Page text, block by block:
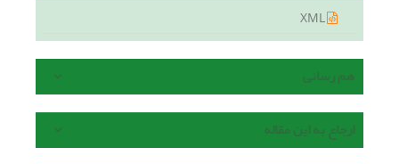
هم رسانی
ارجاع به این مقاله